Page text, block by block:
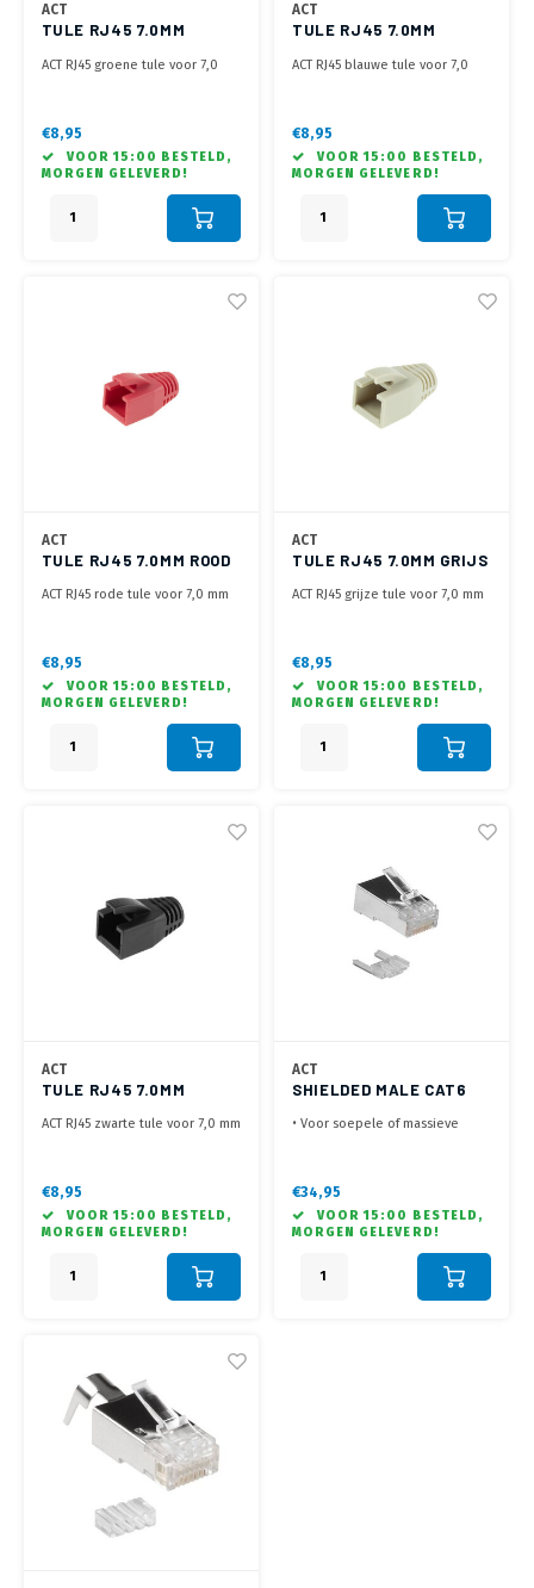
ACT
TULE RJ45 7.0MM
ACT RJ45 groene tule voor 7,0
€8,95
VOOR 15:00 BESTELD,
MORGEN GELEVERD!
ACT
TULE RJ45 7.0MM
ACT RJ45 blauwe tule voor 7,0
€8,95
VOOR 15:00 BESTELD,
MORGEN GELEVERD!
ACT
TULE RJ45 7.0MM ROOD
ACT RJ45 rode tule voor 7,0 mm
€8,95
VOOR 15:00 BESTELD,
MORGEN GELEVERD!
ACT
TULE RJ45 7.0MM GRIJS
ACT RJ45 grijze tule voor 7,0 mm
€8,95
VOOR 15:00 BESTELD,
MORGEN GELEVERD!
ACT
TULE RJ45 7.0MM
ACT RJ45 zwarte tule voor 7,0 mm
€8,95
VOOR 15:00 BESTELD,
MORGEN GELEVERD!
ACT
SHIELDED MALE CAT6
• Voor soepele of massieve
shielded Cat 6 kabel (FTP, SFTP)
positioneringsblokje, voor
• Geleverd in zakje met 25
€34,95
VOOR 15:00 BESTELD,
MORGEN GELEVERD!